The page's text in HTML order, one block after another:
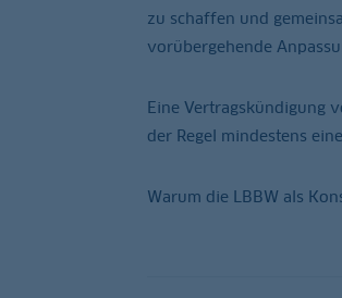
zu schaffen und
vorübergehende
Eine Vertragskündigung
der Regel mindestens
Warum die LBBW als